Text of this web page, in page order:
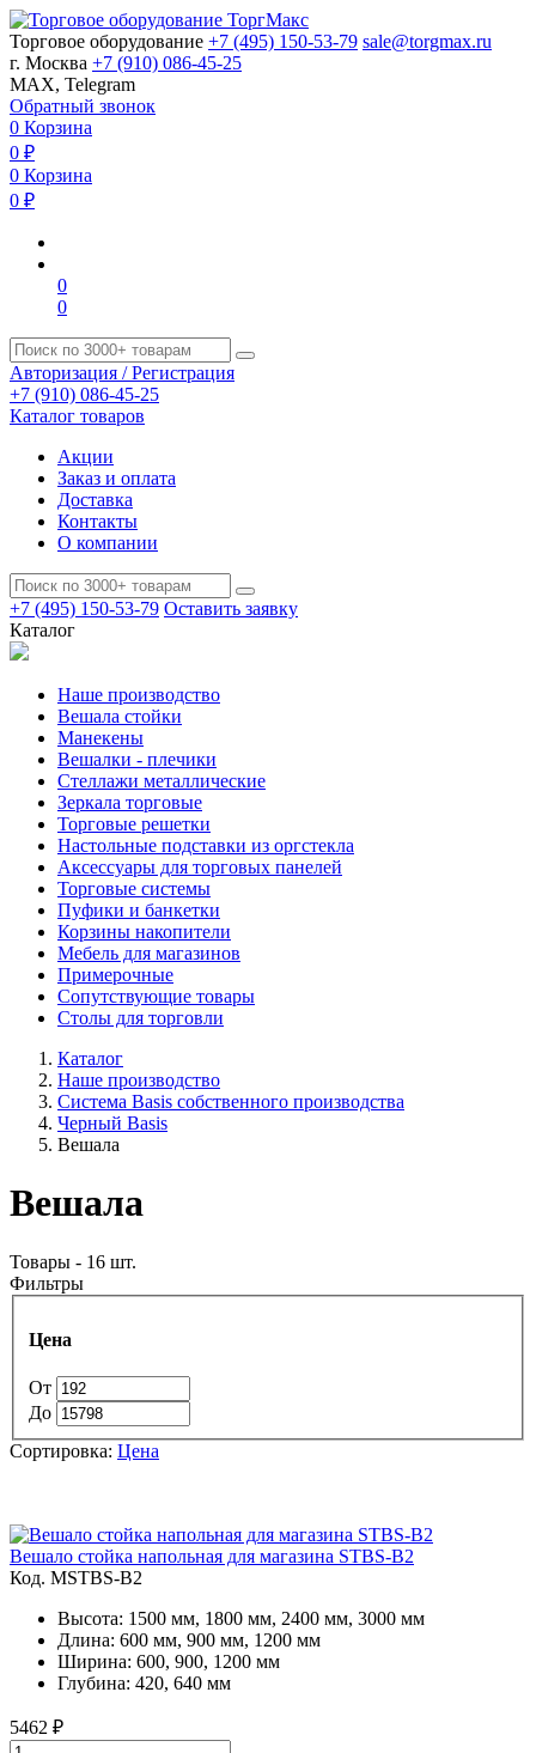
Торговое оборудование +7 (495) 150-53-79 sale@torgmax.ru
г. Москва +7 (910) 086-45-25
MAX, Telegram
Обратный звонок
0 Корзина
0 ₽
0 Корзина
0 ₽
0
0
Авторизация / Регистрация
+7 (910) 086-45-25
Каталог товаров
Акции
Заказ и оплата
Доставка
Контакты
О компании
+7 (495) 150-53-79 Оставить заявку
Каталог
Наше производство
Вешала стойки
Манекены
Вешалки - плечики
Стеллажи металлические
Зеркала торговые
Торговые решетки
Настольные подставки из оргстекла
Аксессуары для торговых панелей
Торговые системы
Пуфики и банкетки
Корзины накопители
Мебель для магазинов
Примерочные
Сопутствующие товары
Столы для торговли
Каталог
Наше производство
Система Basis собственного производства
Черный Basis
Вешала
Вешала
Товары - 16 шт.
Фильтры
Цена
От
До
Сортировка: Цена
Вешало стойка напольная для магазина STBS-B2
Код. MSTBS-B2
Высота: 1500 мм, 1800 мм, 2400 мм, 3000 мм
Длина: 600 мм, 900 мм, 1200 мм
Ширина: 600, 900, 1200 мм
Глубина: 420, 640 мм
5462 ₽